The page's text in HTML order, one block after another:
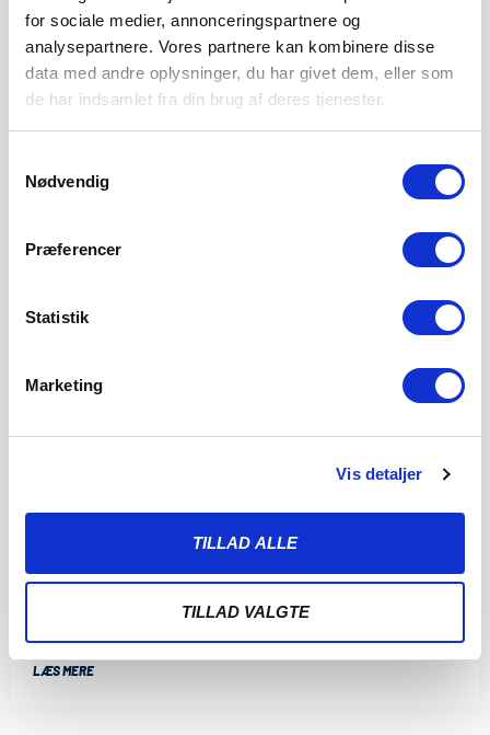
for sociale medier, annonceringspartnere og
analysepartnere. Vores partnere kan kombinere disse
data med andre oplysninger, du har givet dem, eller som
de har indsamlet fra din brug af deres tjenester.
Nødvendig
Præferencer
Statistik
Marketing
Vis detaljer
TILLAD ALLE
TILLAD VALGTE
SØNDAGSSLAG VENTER
5. AUGUST 2026
Kampene i runde 8 og 9 i 3F Superliga er nu programsat.
LÆS MERE